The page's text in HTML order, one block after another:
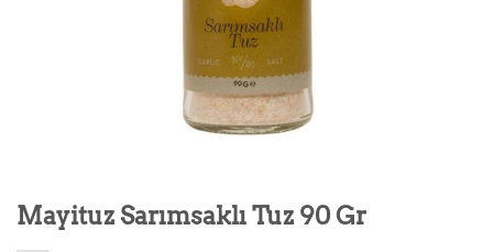
Mayituz Sarımsaklı Tuz 90 Gr